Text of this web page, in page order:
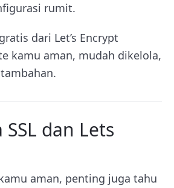
rumit.
dari Let’s Encrypt
kamu aman, mudah dikelola,
dan Lets
aman, penting juga tahu